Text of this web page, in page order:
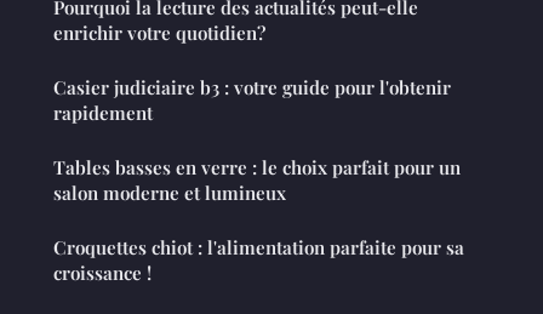
Pourquoi la lecture des actualités peut-elle
enrichir votre quotidien?
Casier judiciaire b3 : votre guide pour l'obtenir
rapidement
Tables basses en verre : le choix parfait pour un
salon moderne et lumineux
Croquettes chiot : l'alimentation parfaite pour sa
croissance !